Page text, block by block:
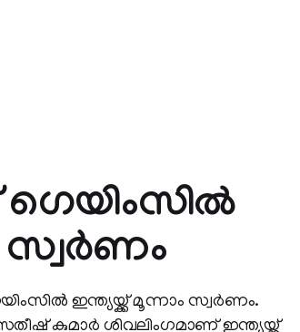
സ്വര്‍ണം
ഇന്ത്യയ്ക്ക് മൂന്നാം സ്വര്‍ണം.
കുമാര്‍ ശിവലിംഗമാണ് ഇന്ത്യയ്ക്ക്